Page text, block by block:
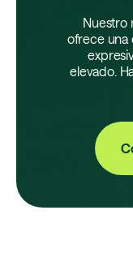
Nuestro
ofrece una
elevado.